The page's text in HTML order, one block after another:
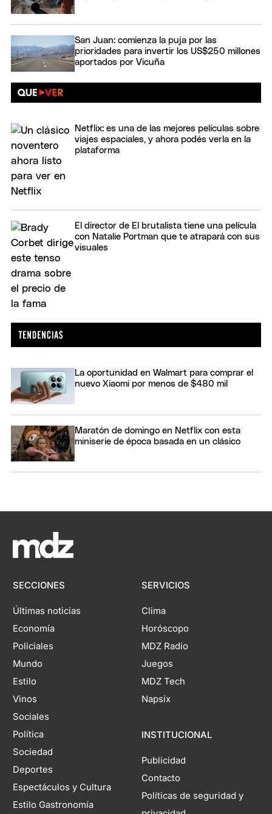
San Juan: comienza la puja por las
prioridades para invertir los US$250 millones
aportados por Vicuña
Netflix: es una de las mejores películas sobre
viajes espaciales, y ahora podés verla en la
plataforma
El director de El brutalista tiene una película
con Natalie Portman que te atrapará con sus
visuales
La oportunidad en Walmart para comprar el
nuevo Xiaomi por menos de $480 mil
Maratón de domingo en Netflix con esta
miniserie de época basada en un clásico
SECCIONES
Últimas noticias
Economía
Policiales
Mundo
Estilo
Vinos
Sociales
Política
Sociedad
Deportes
Espectáculos y Cultura
Estilo Gastronomía
SERVICIOS
Clima
Horóscopo
MDZ Radio
Juegos
MDZ Tech
Napsix
INSTITUCIONAL
Publicidad
Contacto
Políticas de seguridad y